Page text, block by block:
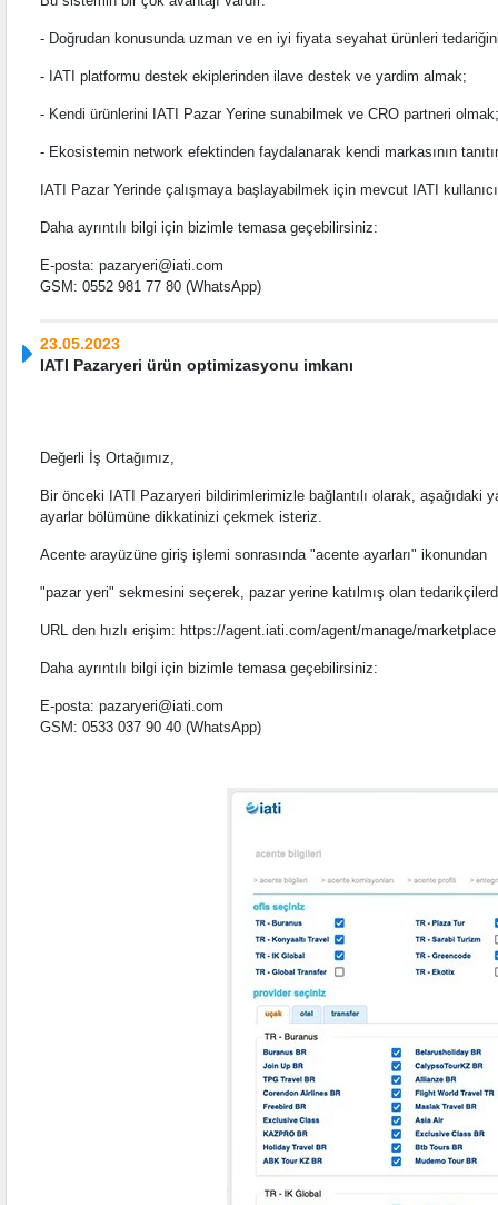
- Doğrudan konusunda uzman ve en iyi fiyata seyahat ürünleri
- IATI platformu destek ekiplerinden ilave destek ve yardim almak;
- Kendi ürünlerini IATI Pazar Yerine sunabilmek ve CRO partneri olmak;
- Ekosistemin network efektinden faydalanarak kendi markasının
IATI Pazar Yerinde çalışmaya başlayabilmek için mevcut IATI
Daha ayrıntılı bilgi için bizimle temasa geçebilirsiniz:
E-posta: pazaryeri@iati.com
GSM: 0552 981 77 80 (WhatsApp)
23.05.2023
IATI Pazaryeri ürün optimizasyonu imkanı
Değerli İş Ortağımız,
Bir önceki IATI Pazaryeri bildirimlerimizle bağlantılı olarak,
ayarlar bölümüne dikkatinizi çekmek isteriz.
Acente arayüzüne giriş işlemi sonrasında "acente ayarları" ikonundan
"pazar yeri" sekmesini seçerek, pazar yerine katılmış olan
URL den hızlı erişim: https://agent.iati.com/agent/manage/marketplace
Daha ayrıntılı bilgi için bizimle temasa geçebilirsiniz:
E-posta: pazaryeri@iati.com
GSM: 0533 037 90 40 (WhatsApp)